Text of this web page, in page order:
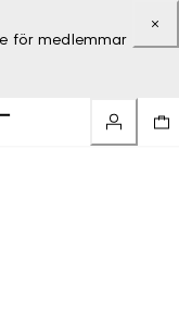
för medlemmar